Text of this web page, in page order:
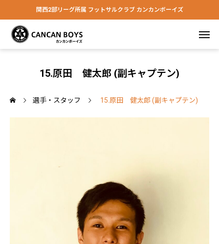
関西2部リーグ所属 フットサルクラブ カンカンボーイズ
15.原田 健太郎 (副キャプテン)
選手・スタッフ 15.原田 健太郎 (副キャプテン)